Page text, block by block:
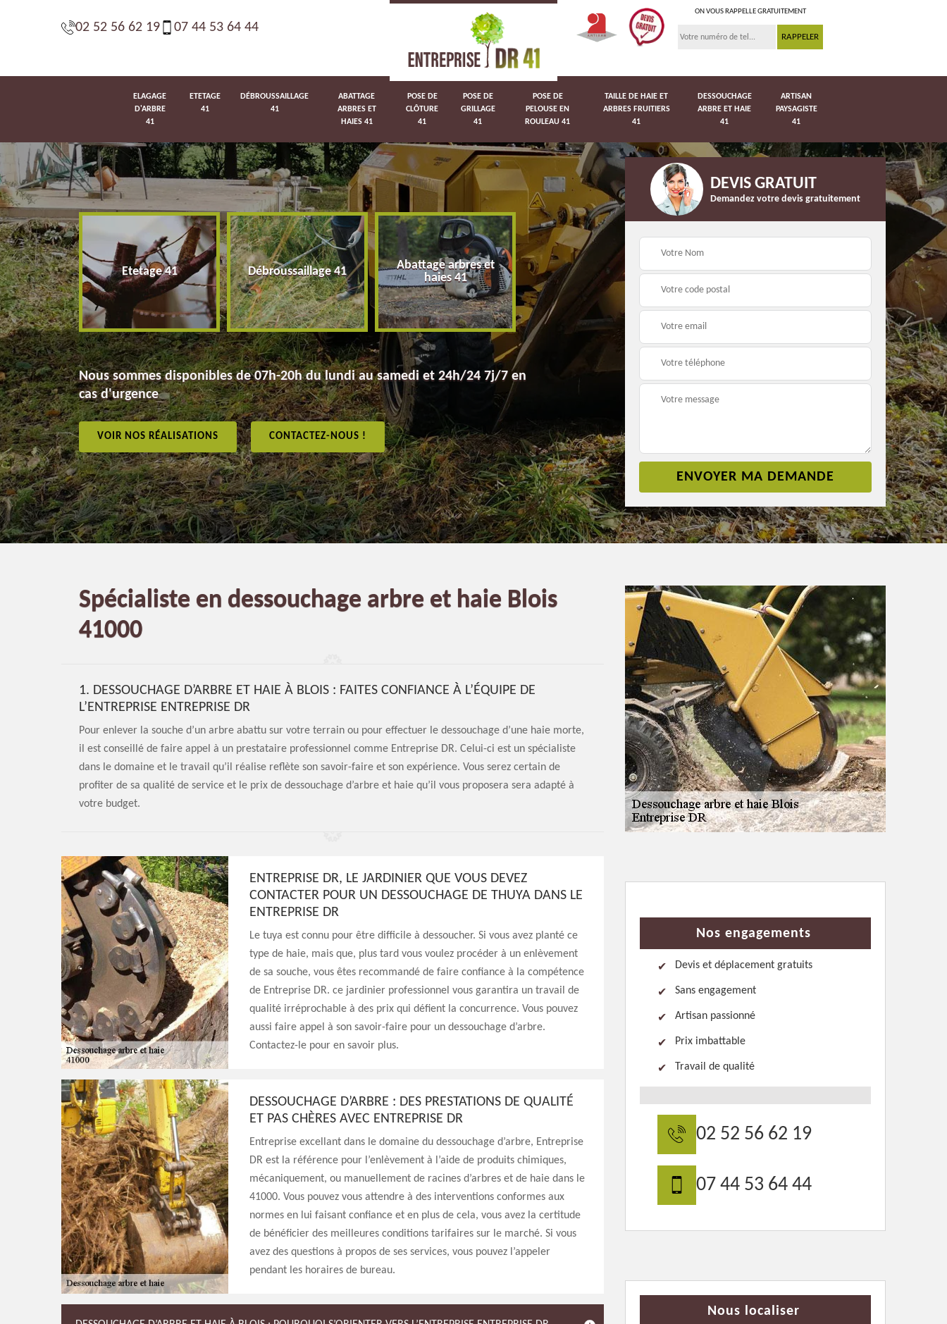
02 52 56 62 19 07 44 53 64 44
ON VOUS RAPPELLE GRATUITEMENT
ELAGAGE
D'ARBRE
41
ETETAGE
41
DÉBROUSSAILLAGE
41
ABATTAGE
ARBRES ET
HAIES 41
POSE DE
CLÔTURE
41
POSE DE
GRILLAGE
41
POSE DE
PELOUSE EN
ROULEAU 41
TAILLE DE HAIE ET
ARBRES FRUITIERS
41
DESSOUCHAGE
ARBRE ET HAIE
41
ARTISAN
PAYSAGISTE
41
41 Etetage 41 Débroussaillage 41
Abattage arbres et
haies 41
Pose de clôture 41 Pose de grillage 41
Pose de pelouse en
rouleau 41
Nous sommes disponibles de 07h-20h du lundi au samedi et 24h/24 7j/7 en
cas d'urgence
VOIR NOS RÉALISATIONS CONTACTEZ-NOUS !
DEVIS GRATUIT
Demandez votre devis gratuitement
Spécialiste en dessouchage arbre et haie Blois
41000
1. DESSOUCHAGE D’ARBRE ET HAIE À BLOIS : FAITES CONFIANCE À L’ÉQUIPE DE
L’ENTREPRISE ENTREPRISE DR
Pour enlever la souche d’un arbre abattu sur votre terrain ou pour effectuer le dessouchage d’une haie morte,
il est conseillé de faire appel à un prestataire professionnel comme Entreprise DR. Celui-ci est un spécialiste
dans le domaine et le travail qu’il réalise reflète son savoir-faire et son expérience. Vous serez certain de
profiter de sa qualité de service et le prix de dessouchage d’arbre et haie qu’il vous proposera sera adapté à
votre budget.
ENTREPRISE DR, LE JARDINIER QUE VOUS DEVEZ
CONTACTER POUR UN DESSOUCHAGE DE THUYA DANS LE
ENTREPRISE DR
Le tuya est connu pour être difficile à dessoucher. Si vous avez planté ce
type de haie, mais que, plus tard vous voulez procéder à un enlèvement
de sa souche, vous êtes recommandé de faire confiance à la compétence
de Entreprise DR. ce jardinier professionnel vous garantira un travail de
qualité irréprochable à des prix qui défient la concurrence. Vous pouvez
aussi faire appel à son savoir-faire pour un dessouchage d’arbre.
Contactez-le pour en savoir plus.
DESSOUCHAGE D’ARBRE : DES PRESTATIONS DE QUALITÉ
ET PAS CHÈRES AVEC ENTREPRISE DR
Entreprise excellant dans le domaine du dessouchage d’arbre, Entreprise
DR est la référence pour l’enlèvement à l’aide de produits chimiques,
mécaniquement, ou manuellement de racines d’arbres et de haie dans le
41000. Vous pouvez vous attendre à des interventions conformes aux
normes en lui faisant confiance et en plus de cela, vous avez la certitude
de bénéficier des meilleures conditions tarifaires sur le marché. Si vous
avez des questions à propos de ses services, vous pouvez l’appeler
pendant les horaires de bureau.
Nos engagements
Devis et déplacement gratuits
Sans engagement
Artisan passionné
Prix imbattable
Travail de qualité
02 52 56 62 19
07 44 53 64 44
Nous localiser